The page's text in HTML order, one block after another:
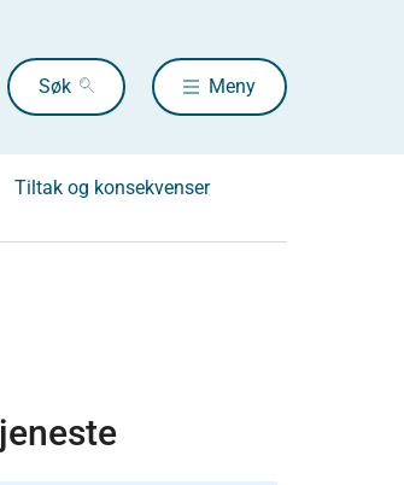
Søk Meny
Tiltak og konsekvenser